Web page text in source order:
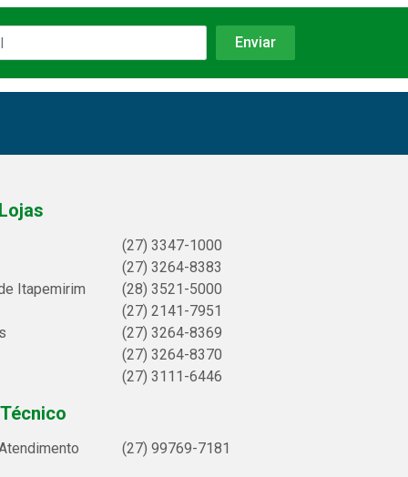
(27) 3347-1000
(27) 3264-8383
Itapemirim
(28) 3521-5000
(27) 2141-7951
(27) 3264-8369
(27) 3264-8370
(27) 3111-6446
(27) 99769-7181